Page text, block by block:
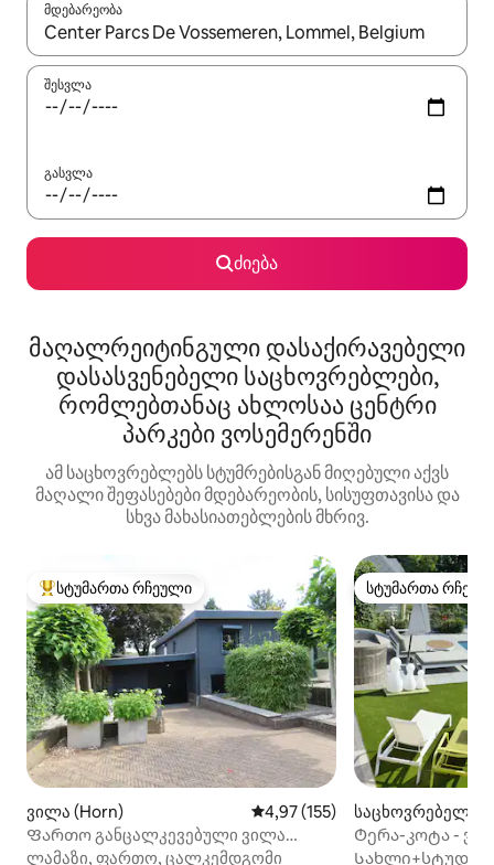
მდებარეობა
როცა შედეგები ხელმისაწვდომი გახდება, ნავიგაციისთვის
შესვლა
გასვლა
ძიება
მაღალრეიტინგული დასაქირავებელი
დასასვენებელი საცხოვრებლები,
რომლებთანაც ახლოსაა ცენტრი
პარკები ვოსემერენში
ამ საცხოვრებლებს სტუმრებისგან მიღებული აქვს
მაღალი შეფასებები მდებარეობის, სისუფთავისა და
სხვა მახასიათებლების მხრივ.
სტუმართა რჩეული მოწინავე ვარიანტი
სტუმართა რჩეული
ვილა (Horn) საშუალო შეფასებაა 5‑დან
4,97 (155)
Ფართო განცალკევებული ვილა
საცურაო აუზით.
ლამაზი, ფართო, ცალკემდგომი
სტუმართა
სტუმართა
საცხოვრებელი
ek)
Ტერა-კოტა -
ლიმბურგი